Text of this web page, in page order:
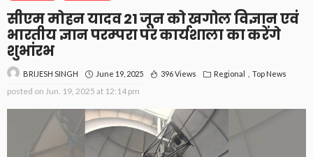
सीएम मोहन यादव 21 जून को खगोल विज्ञान एवं
भारतीय ज्ञान परम्परा पर कार्यशाला का करेंगे
शुभांरभ
BRIJESH SINGH June 19, 2025 396 Views Regional Top News
posted on Jun. 19, 2025 at 12:14 pm